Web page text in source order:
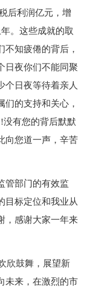
后利润亿元，增
。这些成就的取
知疲倦的背后，
日夜你们不能同聚
个日夜等待着亲人
的支持和关心，
没有您的背后默默
向您道一声，辛苦
管部门的有效监
目标定位和我业从
，感谢大家一年来
欣鼓舞，展望新
未来，在激烈的市